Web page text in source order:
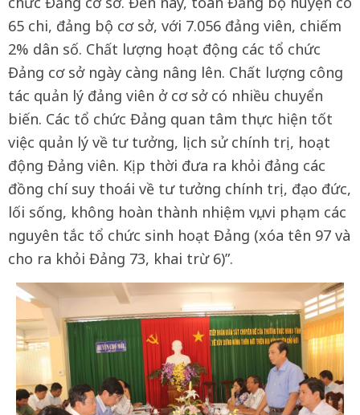
65 chi, đảng bộ cơ sở, với 7.056 đảng viên, chiếm
2% dân số. Chất lượng hoạt động các tổ chức
Đảng cơ sở ngày càng nâng lên. Chất lượng công
tác quản lý đảng viên ở cơ sở có nhiều chuyển
biến. Các tổ chức Đảng quan tâm thực hiện tốt
việc quản lý về tư tưởng, lịch sử chính trị, hoạt
động Đảng viên. Kịp thời đưa ra khỏi đảng các
đồng chí suy thoái về tư tưởng chính trị, đạo đức,
lối sống, không hoàn thành nhiệm vụ, vi phạm các
nguyên tắc tổ chức sinh hoạt Đảng (xóa tên 97 và
cho ra khỏi Đảng 73, khai trừ 6)”.